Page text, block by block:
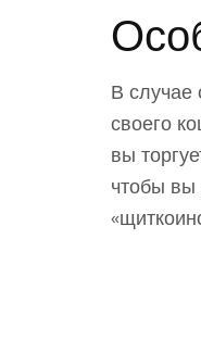
В случае
своего
вы
чтобы вы